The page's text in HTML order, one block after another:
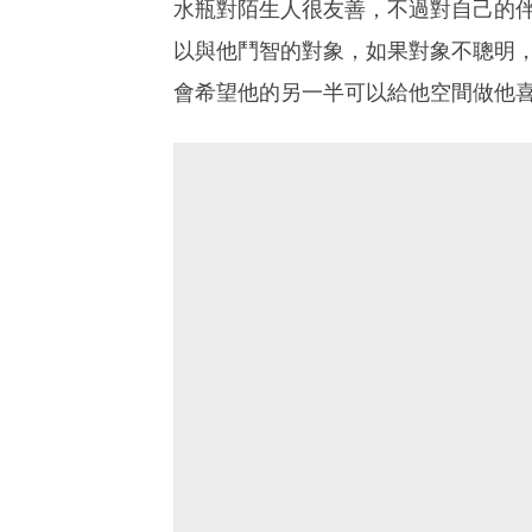
水瓶對陌生人很友善，不過對自己的
以與他鬥智的對象，如果對象不聰明
會希望他的另一半可以給他空間做他